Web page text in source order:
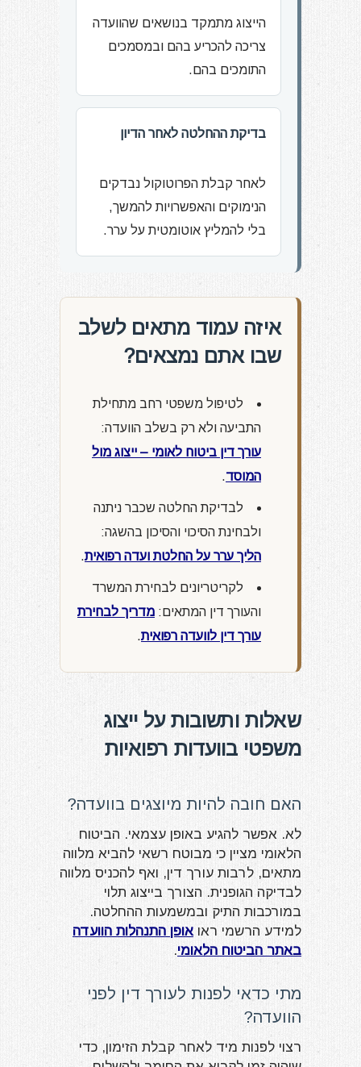
הייצוג מתמקד בנושאים שהוועדה
צריכה להכריע בהם ובמסמכים
התומכים בהם.
בדיקת ההחלטה לאחר הדיון
לאחר קבלת הפרוטוקול נבדקים
הנימוקים והאפשרויות להמשך,
בלי להמליץ אוטומטית על ערר.
איזה עמוד מתאים לשלב
שבו אתם נמצאים?
לטיפול משפטי רחב מתחילת
התביעה ולא רק בשלב הוועדה:
עורך דין ביטוח לאומי – ייצוג מול
המוסד.
לבדיקת החלטה שכבר ניתנה
ולבחינת הסיכוי והסיכון בהשגה:
הליך ערר על החלטת ועדה רפואית.
לקריטריונים לבחירת המשרד
והעורך דין המתאים: מדריך לבחירת
עורך דין לוועדה רפואית.
שאלות ותשובות על ייצוג
משפטי בוועדות רפואיות
האם חובה להיות מיוצגים בוועדה?
לא. אפשר להגיע באופן עצמאי. הביטוח
הלאומי מציין כי מבוטח רשאי להביא מלווה
מתאים, לרבות עורך דין, ואף להכניס מלווה
לבדיקה הגופנית. הצורך בייצוג תלוי
במורכבות התיק ובמשמעות ההחלטה.
למידע הרשמי ראואופן התנהלות הוועדה
באתר הביטוח הלאומי.
מתי כדאי לפנות לעורך דין לפני
הוועדה?
רצוי לפנות מיד לאחר קבלת הזימון, כדי